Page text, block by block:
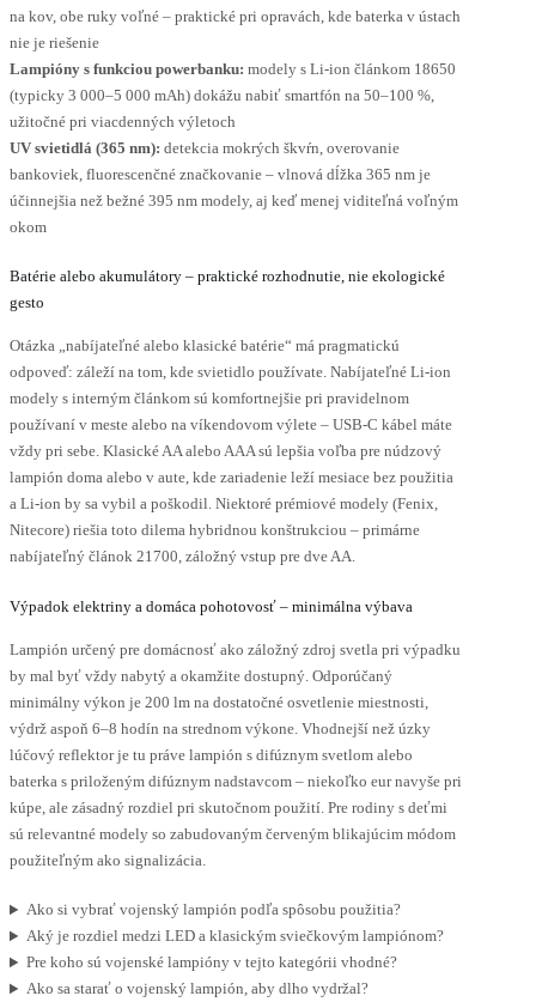
na kov, obe ruky voľné – praktické pri opravách, kde baterka v ústach
nie je riešenie
Lampióny s funkciou powerbanku: modely s Li-ion článkom 18650
(typicky 3 000–5 000 mAh) dokážu nabiť smartfón na 50–100 %,
užitočné pri viacdenných výletoch
UV svietidlá (365 nm): detekcia mokrých škvŕn, overovanie
bankoviek, fluorescenčné značkovanie – vlnová dĺžka 365 nm je
účinnejšia než bežné 395 nm modely, aj keď menej viditeľná voľným
okom
Batérie alebo akumulátory – praktické rozhodnutie, nie ekologické
gesto
Otázka „nabíjateľné alebo klasické batérie“ má pragmatickú
odpoveď: záleží na tom, kde svietidlo používate. Nabíjateľné Li-ion
modely s interným článkom sú komfortnejšie pri pravidelnom
používaní v meste alebo na víkendovom výlete – USB-C kábel máte
vždy pri sebe. Klasické AA alebo AAA sú lepšia voľba pre núdzový
lampión doma alebo v aute, kde zariadenie leží mesiace bez použitia
a Li-ion by sa vybil a poškodil. Niektoré prémiové modely (Fenix,
Nitecore) riešia toto dilema hybridnou konštrukciou – primárne
nabíjateľný článok 21700, záložný vstup pre dve AA.
Výpadok elektriny a domáca pohotovosť – minimálna výbava
Lampión určený pre domácnosť ako záložný zdroj svetla pri výpadku
by mal byť vždy nabytý a okamžite dostupný. Odporúčaný
minimálny výkon je 200 lm na dostatočné osvetlenie miestnosti,
výdrž aspoň 6–8 hodín na strednom výkone. Vhodnejší než úzky
lúčový reflektor je tu práve lampión s difúznym svetlom alebo
baterka s priloženým difúznym nadstavcom – niekoľko eur navyše pri
kúpe, ale zásadný rozdiel pri skutočnom použití. Pre rodiny s deťmi
sú relevantné modely so zabudovaným červeným blikajúcim módom
použiteľným ako signalizácia.
Ako si vybrať vojenský lampión podľa spôsobu použitia?
Aký je rozdiel medzi LED a klasickým sviečkovým lampiónom?
Pre koho sú vojenské lampióny v tejto kategórii vhodné?
Ako sa starať o vojenský lampión, aby dlho vydržal?